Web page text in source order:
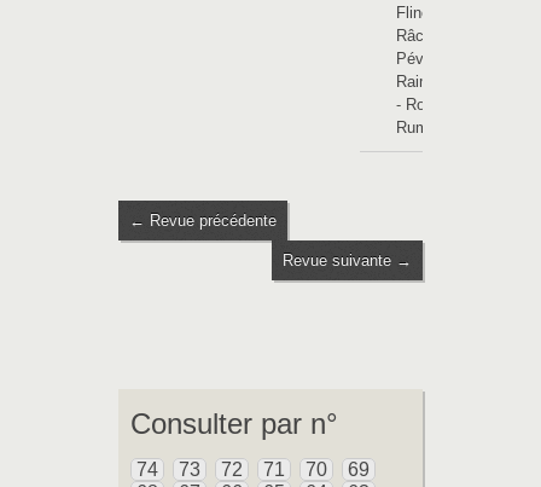
Flines-lez-
Râches
Pévèle
Raimbeaucourt
- Rongy
Rumes
← Revue précédente
Revue suivante →
Consulter par n°
74 73 72 71 70
69